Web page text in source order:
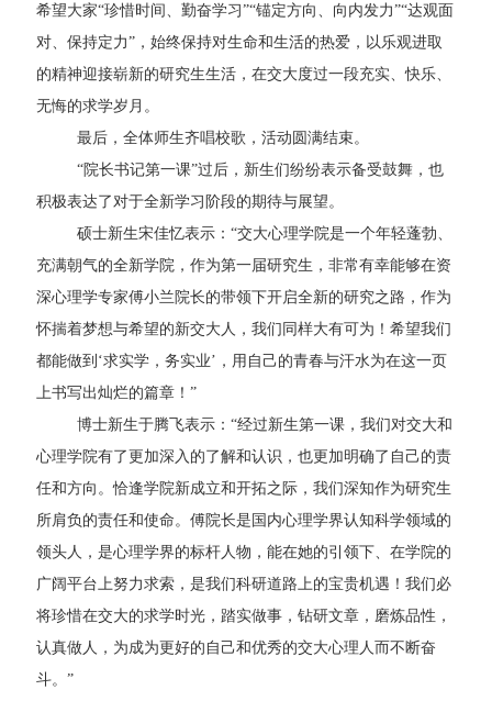
希望大家“珍惜时间、勤奋学习”“锚定方向、向内发力”“达观面
对、保持定力”，始终保持对生命和生活的热爱，以乐观进取
的精神迎接崭新的研究生生活，在交大度过一段充实、快乐、
无悔的求学岁月。
最后，全体师生齐唱校歌，活动圆满结束。
“院长书记第一课”过后，新生们纷纷表示备受鼓舞，也
积极表达了对于全新学习阶段的期待与展望。
硕士新生宋佳忆表示：“交大心理学院是一个年轻蓬勃、
充满朝气的全新学院，作为第一届研究生，非常有幸能够在资
深心理学专家傅小兰院长的带领下开启全新的研究之路，作为
怀揣着梦想与希望的新交大人，我们同样大有可为！希望我们
都能做到‘求实学，务实业’，用自己的青春与汗水为在这一页
上书写出灿烂的篇章！”
博士新生于腾飞表示：“经过新生第一课，我们对交大和
心理学院有了更加深入的了解和认识，也更加明确了自己的责
任和方向。恰逢学院新成立和开拓之际，我们深知作为研究生
所肩负的责任和使命。傅院长是国内心理学界认知科学领域的
领头人，是心理学界的标杆人物，能在她的引领下、在学院的
广阔平台上努力求索，是我们科研道路上的宝贵机遇！我们必
将珍惜在交大的求学时光，踏实做事，钻研文章，磨炼品性，
认真做人，为成为更好的自己和优秀的交大心理人而不断奋
斗。”